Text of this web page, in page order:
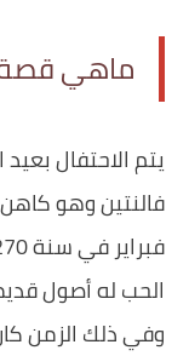
‏ماهي
الحب له أصول
وفي ذلك الزمن